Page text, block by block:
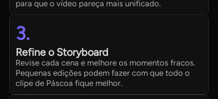
para que o vídeo pareça mais unificado.
3.
Refine o Storyboard
Revise cada cena e melhore os momentos fracos.
Pequenas edições podem fazer com que todo o
clipe de Páscoa fique melhor.